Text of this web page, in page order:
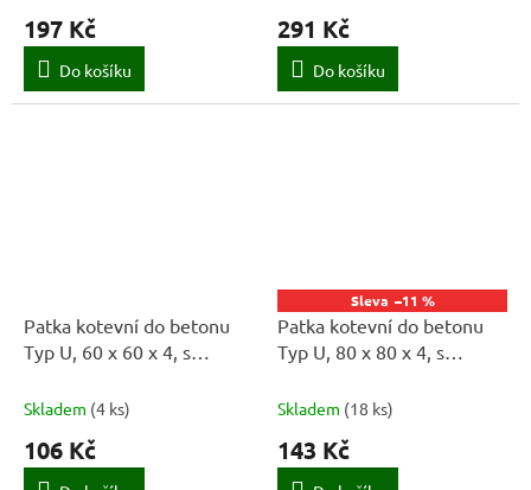
197 Kč
Do košíku
291 Kč
Do košíku
Patka kotevní do betonu
Typ U, 60 x 60 x 4, s
Skladem (4 ks)
106 Kč
–11 %
Patka kotevní do betonu
Typ U, 80 x 80 x 4, s
Skladem (18 ks)
143 Kč